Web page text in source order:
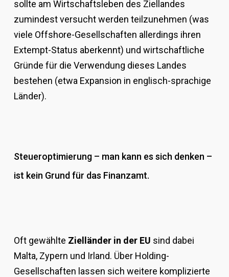
sollte am Wirtschaftsleben des Ziellandes
zumindest versucht werden teilzunehmen (was
viele Offshore-Gesellschaften allerdings ihren
Extempt-Status aberkennt) und wirtschaftliche
Gründe für die Verwendung dieses Landes
bestehen (etwa Expansion in englisch-sprachige
Länder).
Steueroptimierung – man kann es sich denken –
ist kein Grund für das Finanzamt.
Oft gewählte Zielländer in der EU sind dabei
Malta, Zypern und Irland. Über Holding-
Gesellschaften lassen sich weitere komplizierte